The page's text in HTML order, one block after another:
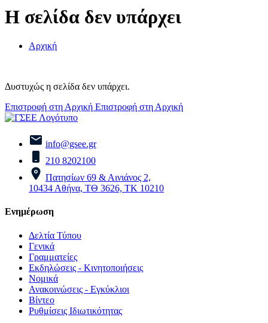
Η σελίδα δεν υπάρχει
Αρχική
Δυστυχώς η σελίδα δεν υπάρχει.
Επιστροφή στη Αρχική Επιστροφή στη Αρχική
info@gsee.gr
210 8202100
Πατησίων 69 & Αινιάνος 2,
10434 Αθήνα, ΤΘ 3626, ΤΚ 10210
Ενημέρωση
Δελτία Τύπου
Γενικά
Γραμματείες
Εκδηλώσεις - Κινητοποιήσεις
Νομικά
Ανακοινώσεις - Εγκύκλιοι
Βίντεο
Ρυθμίσεις Ιδιωτικότητας